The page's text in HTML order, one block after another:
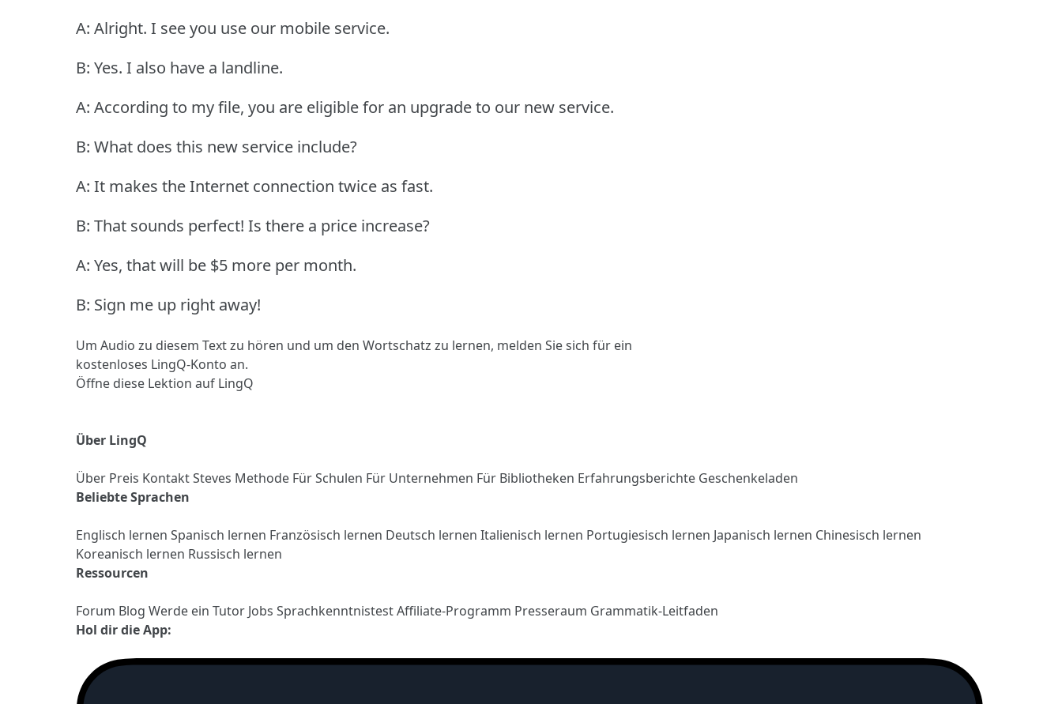
A: Alright. I see you use our mobile service.
B: Yes. I also have a landline.
A: According to my file, you are eligible for an upgrade to our new service.
B: What does this new service include?
A: It makes the Internet connection twice as fast.
B: That sounds perfect! Is there a price increase?
A: Yes, that will be $5 more per month.
B: Sign me up right away!
Um Audio zu diesem Text zu hören und um den Wortschatz zu lernen, melden Sie sich für ein
kostenloses LingQ-Konto an.
Öffne diese Lektion auf LingQ
Über LingQ
Über Preis KontaktSteves Methode Für Schulen Für Unternehmen Für Bibliotheken Erfahrungsberichte Geschenkeladen
Beliebte Sprachen
Englisch lernen Spanisch lernen Französisch lernen Deutsch lernen Italienisch lernen Portugiesisch lernen Japanisch lernen Chinesisch lernen
Koreanisch lernen Russisch lernen
Ressourcen
Forum Blog Werde ein Tutor Jobs SprachkenntnistestAffiliate-Programm Presseraum Grammatik-Leitfaden
Hol dir die App: